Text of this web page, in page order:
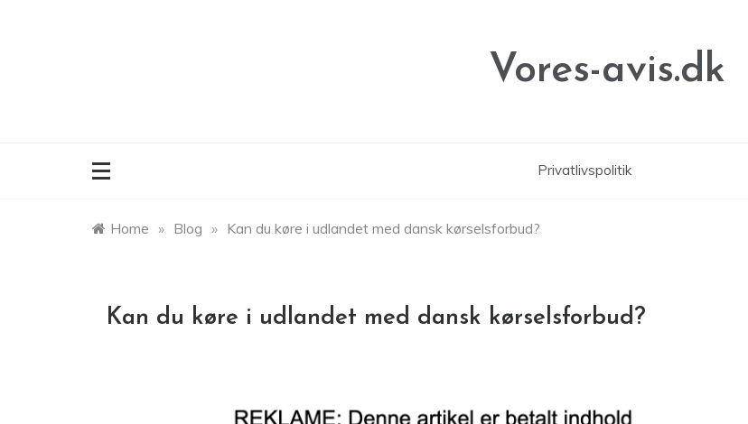
Vores-avis.dk
Privatlivspolitik
Home » Blog » Kan du køre i udlandet med dansk kørselsforbud?
Kan du køre i udlandet med dansk kørselsforbud?